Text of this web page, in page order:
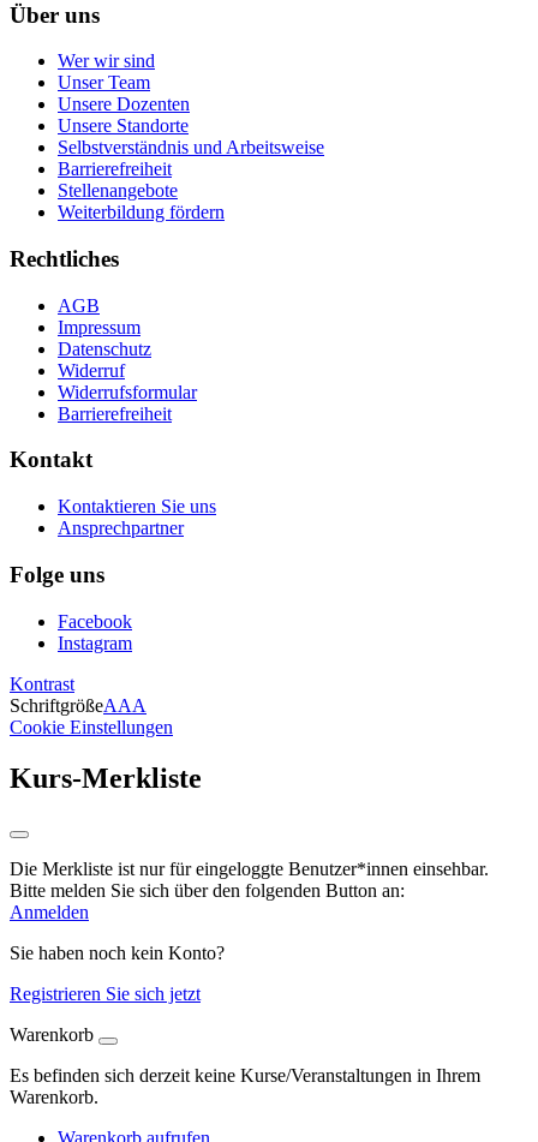
Über uns
Wer wir sind
Unser Team
Unsere Dozenten
Unsere Standorte
Selbstverständnis und Arbeitsweise
Barrierefreiheit
Stellenangebote
Weiterbildung fördern
Rechtliches
AGB
Impressum
Datenschutz
Widerruf
Widerrufsformular
Barrierefreiheit
Kontakt
Kontaktieren Sie uns
Ansprechpartner
Folge uns
Facebook
Instagram
Kontrast
SchriftgrößeAAA
Cookie Einstellungen
Kurs-Merkliste
Die Merkliste ist nur für eingeloggte Benutzer*innen einsehbar.
Bitte melden Sie sich über den folgenden Button an:
Anmelden
Sie haben noch kein Konto?
Registrieren Sie sich jetzt
Warenkorb
Es befinden sich derzeit keine Kurse/Veranstaltungen in Ihrem
Warenkorb.